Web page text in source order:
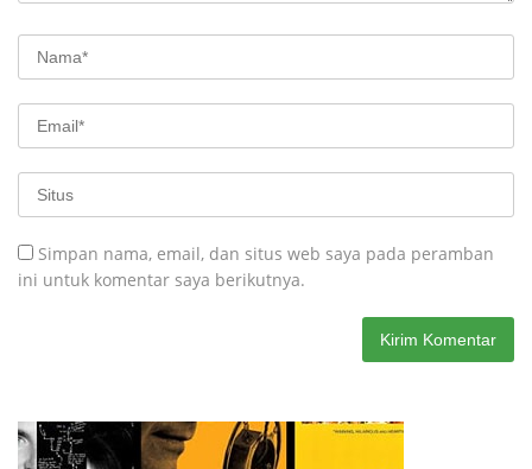
Simpan nama, email, dan situs web saya pada peramban
ini untuk komentar saya berikutnya.